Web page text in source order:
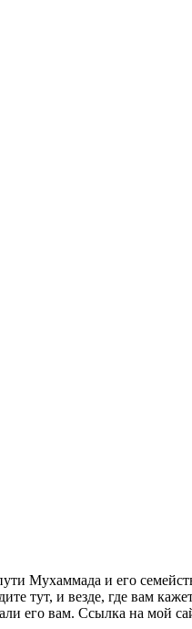
Мухаммада и его
тут, и везде, где вам
его вам. Ссылка на мой